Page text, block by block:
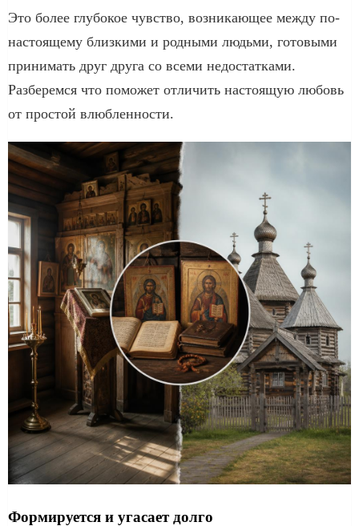
Это более глубокое чувство, возникающее между по-
настоящему близкими и родными людьми, готовыми
принимать друг друга со всеми недостатками.
Разберемся что поможет отличить настоящую любовь
от простой влюбленности.
Формируется и угасает долго